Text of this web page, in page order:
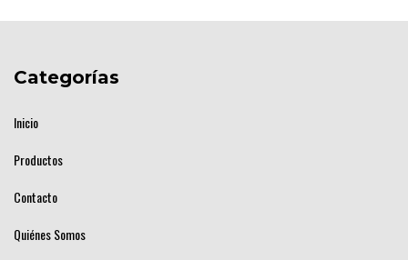
Categorías
Inicio
Productos
Contacto
Quiénes Somos